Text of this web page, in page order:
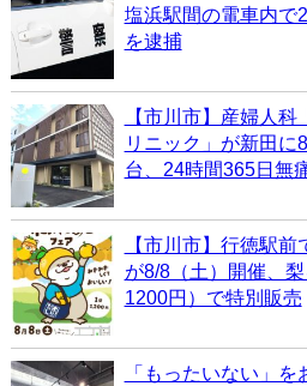
塩浜駅間の電車内で
を逮捕
【市川市】産婦人
リニック」が新田に
台、24時間365日無
【市川市】行徳駅
が8/8（土）開催、
1200円）で特別販売
「もったいない」